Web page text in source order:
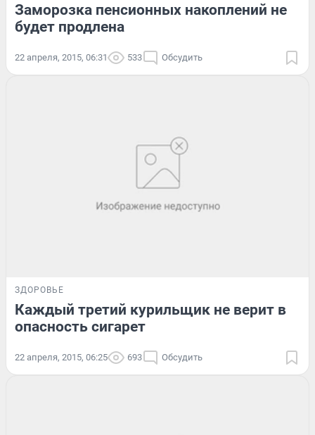
Заморозка пенсионных накоплений не
будет продлена
22 апреля, 2015, 06:31 533 Обсудить
ЗДОРОВЬЕ
Каждый третий курильщик не верит в
опасность сигарет
22 апреля, 2015, 06:25 693 Обсудить